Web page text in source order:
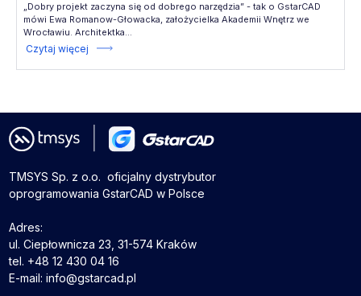
„Dobry projekt zaczyna się od dobrego narzędzia” - tak o GstarCAD
mówi Ewa Romanow-Głowacka, założycielka Akademii Wnętrz we
Wrocławiu. Architektka...
Czytaj więcej
TMSYS Sp. z o.o. ­ oficjalny dystrybutor
oprogramowania GstarCAD w Polsce
Adres:
ul. Ciepłownicza 23, 31-574 Kraków
tel. +48 12 430 04 16
E-mail: info@gstarcad.pl